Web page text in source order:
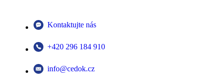
Kontaktujte nás
+420 296 184 910
info@cedok.cz